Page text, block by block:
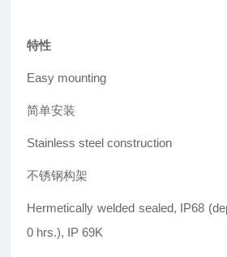
特性
Easy mounting
简单安装
Stainless steel construction
不锈钢构架
Hermetically welded sealed, IP68
0 hrs.), IP 69K